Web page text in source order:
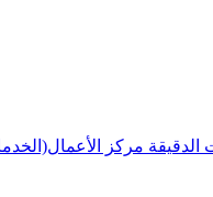
الدقيقة مركز